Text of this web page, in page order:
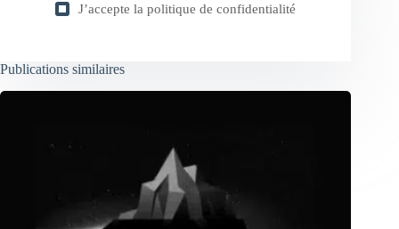
J’accepte la politique de confidentialité
Publications similaires